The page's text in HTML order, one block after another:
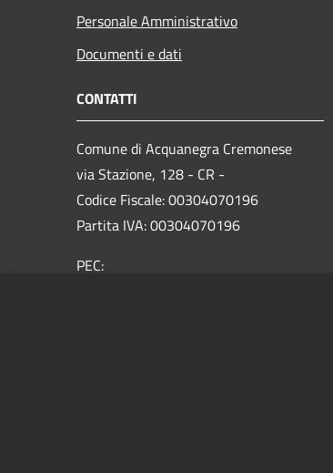
Personale Amministrativo
Documenti e dati
CONTATTI
Comune di Acquanegra Cremonese
via Stazione, 128 - CR -
Codice Fiscale: 00304070196
Partita IVA: 00304070196
PEC: